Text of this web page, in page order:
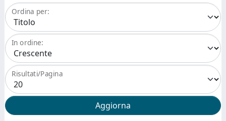
Ordina per:
In ordine:
Risultati/Pagina